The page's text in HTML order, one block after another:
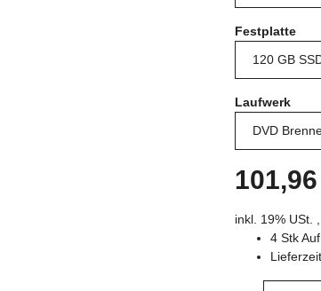
Festplatte
Laufwerk
inkl. 19% USt. ,
4 Stk